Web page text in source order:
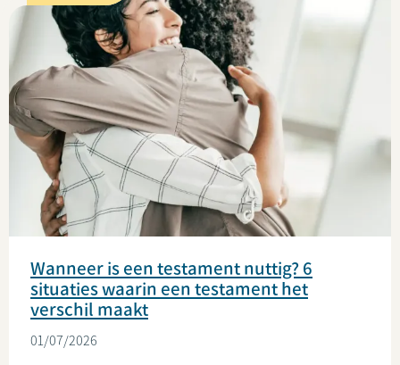
Wanneer is een testament nuttig? 6
situaties waarin een testament het
verschil maakt
01/07/2026